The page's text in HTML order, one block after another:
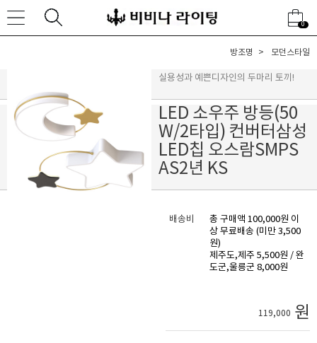
0
방조명 모던스타일
실용성과 예쁜디자인의 두마리 토끼!
LED 소우주 방등(50
W/2타입) 컨버터삼성
LED칩 오스람SMPS
AS2년 KS
배송비
총 구매액 100,000원 이
상 무료배송 (미만 3,500
원)
제주도,제주 5,500원 / 완
도군,울릉군 8,000원
119,000 원